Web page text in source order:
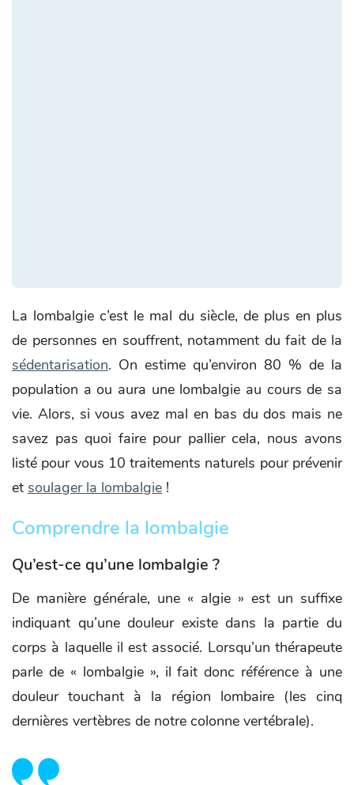
La lombalgie c’est le mal du siècle, de plus en plus
de personnes en souffrent, notamment du fait de la
sédentarisation. On estime qu’environ 80 % de la
population a ou aura une lombalgie au cours de sa
vie. Alors, si vous avez mal en bas du dos mais ne
savez pas quoi faire pour pallier cela, nous avons
listé pour vous 10 traitements naturels pour prévenir
et soulager la lombalgie !
Comprendre la lombalgie
Qu’est-ce qu’une lombalgie ?
De manière générale, une « algie » est un suffixe
indiquant qu’une douleur existe dans la partie du
corps à laquelle il est associé. Lorsqu’un thérapeute
parle de « lombalgie », il fait donc référence à une
douleur touchant à la région lombaire (les cinq
dernières vertèbres de notre colonne vertébrale).